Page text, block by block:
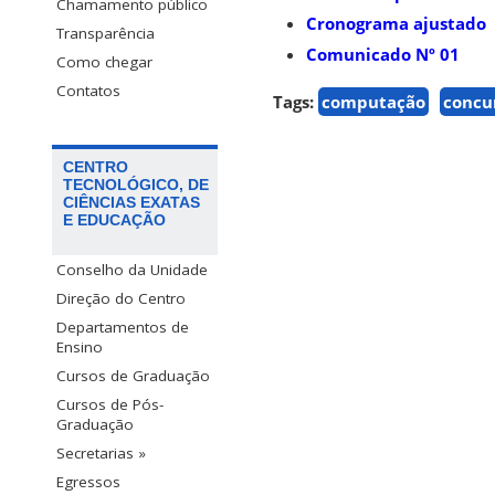
Chamamento público
Transparência
Como chegar
Contatos
CENTRO
TECNOLÓGICO, DE
CIÊNCIAS EXATAS
E EDUCAÇÃO
Conselho da Unidade
Direção do Centro
Departamentos de
Ensino
Cursos de Graduação
Cursos de Pós-
Graduação
Secretarias »
Egressos
Cronograma ajustado
Comunicado Nº 01
Tags: computação